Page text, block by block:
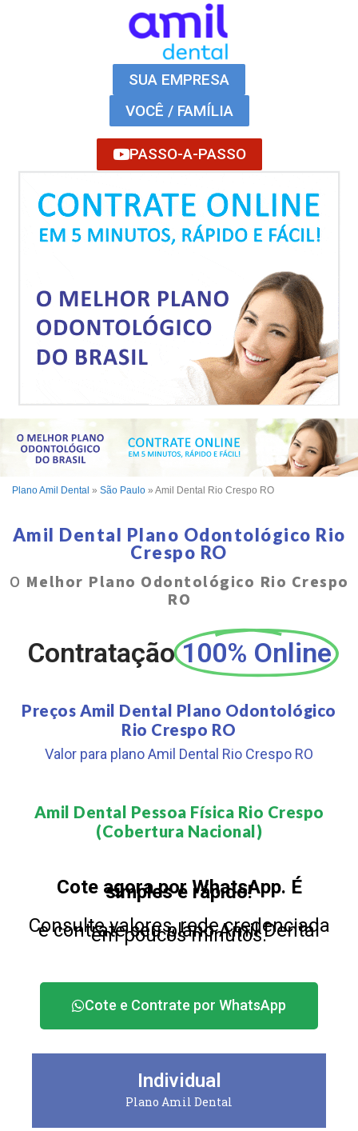
SUA EMPRESA
VOCÊ / FAMÍLIA
PASSO-A-PASSO
Plano Amil Dental » São Paulo » Amil Dental Rio Crespo RO
Amil Dental Plano Odontológico Rio
Crespo RO
O Melhor Plano Odontológico Rio Crespo
RO
Contratação 100% Online
Preços Amil Dental Plano Odontológico
Rio Crespo RO
Valor para plano Amil Dental Rio Crespo RO
Amil Dental Pessoa Física Rio Crespo
(Cobertura Nacional)​
Cote agora por WhatsApp. É
simples e rápido!
Consulte valores, rede credenciada
e contrate seu plano Amil Dental
em poucos minutos.
Cote e Contrate por WhatsApp
Individual
Plano Amil Dental